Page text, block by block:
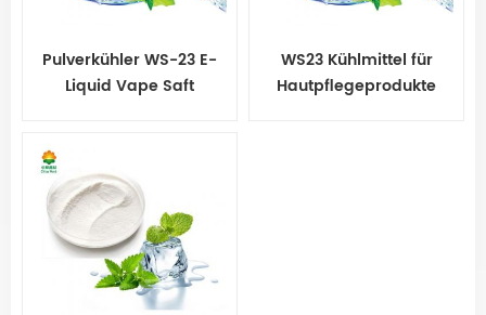
Pulverkühler WS-23 E-
Liquid Vape Saft
WS23 Kühlmittel für
Hautpflegeprodukte